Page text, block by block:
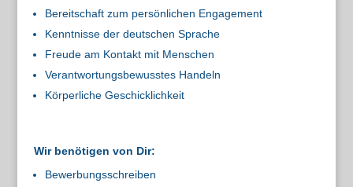
Bereitschaft zum persönlichen Engagement
Kenntnisse der deutschen Sprache
Freude am Kontakt mit Menschen
Verantwortungsbewusstes Handeln
Körperliche Geschicklichkeit
Wir benötigen von Dir:
Bewerbungsschreiben